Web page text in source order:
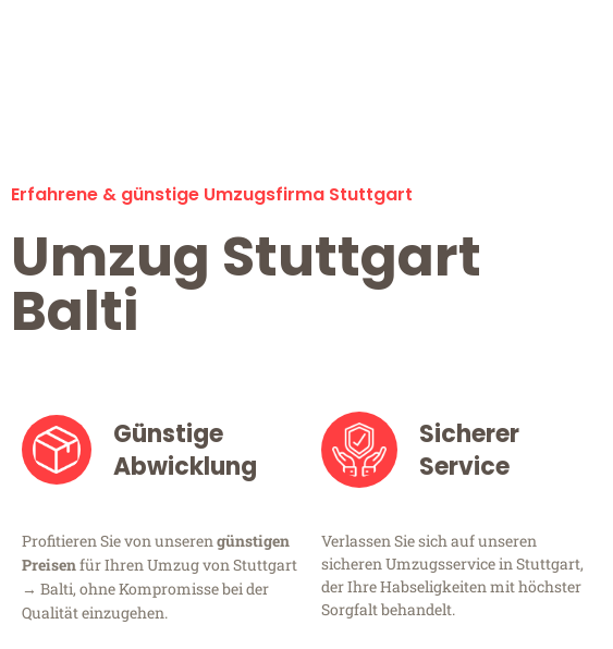
Erfahrene & günstige Umzugsfirma Stuttgart
Umzug Stuttgart
Balti
Günstige
Abwicklung
Profitieren Sie von unserengünstigen
Preisenfür Ihren Umzug von Stuttgart
→ Balti, ohne Kompromisse bei der
Qualität einzugehen.
Sicherer
Service
Verlassen Sie sich auf unseren
sicheren Umzugsservice in Stuttgart,
der Ihre Habseligkeiten mit höchster
Sorgfalt behandelt.